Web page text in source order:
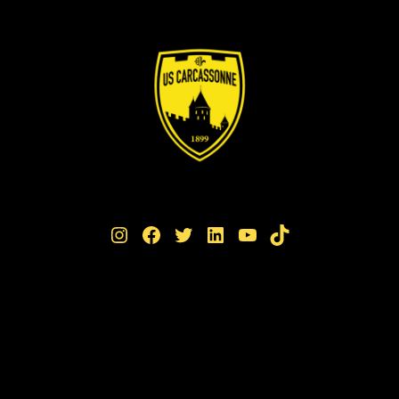
Instagram Facebook Twitter LinkedIn YouTube TikTok